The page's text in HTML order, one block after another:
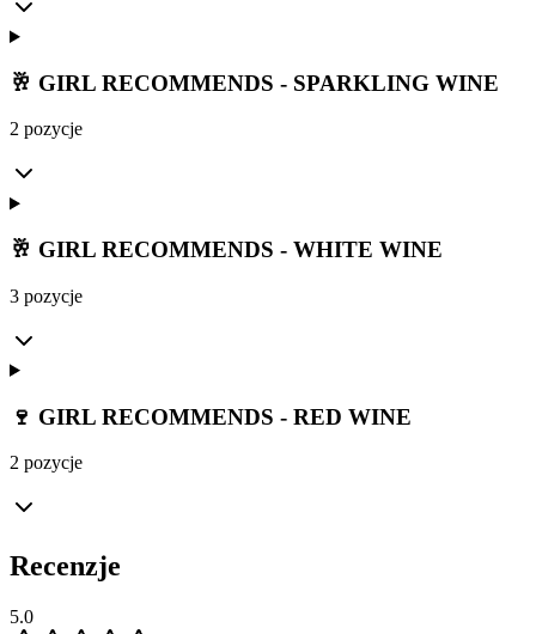
🥂 GIRL RECOMMENDS - SPARKLING WINE
2 pozycje
🥂 GIRL RECOMMENDS - WHITE WINE
3 pozycje
🍷 GIRL RECOMMENDS - RED WINE
2 pozycje
Recenzje
5.0